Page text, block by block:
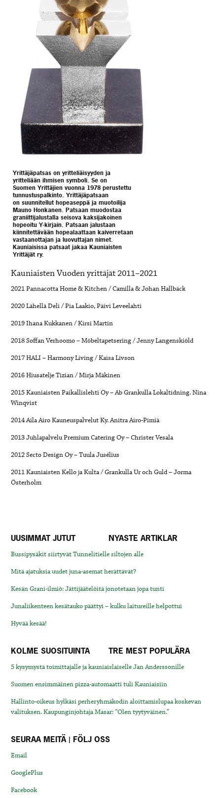
Yrittäjäpatsas on yritteliäisyyden ja
yritteliään ihmisen symboli. Se on
Suomen Yrittäjien vuonna 1978 perustettu
tunnustuspalkinto. Yrittäjäpatsaan
on suunnitellut hopeaseppä ja muotoilija
Mauno Honkanen. Patsaan muodostaa
graniittijalustalla seisova kaksijakoinen
hopeoitu Y-kirjain. Patsaan jalustaan
kiinnitettävään hopealaattaan kaiverretaan
vastaanottajan ja luovuttajan nimet.
Kauniaisissa patsaat jakaa Kauniaisten
Yrittäjät ry.
Kauniaisten Vuoden yrittäjät 2011–2021
2021 Pannacotta Home & Kitchen / Camilla & Johan Hallbäck
2020 Lähellä Deli / Pia Laakio, Päivi Leveelahti
2019 Ihana Kukkanen / Kirsi Martin
2018 Soffan Verhoomo – Möbeltapetsering / Jenny Langenskiöld
2017 HALI – Harmony Living / Kaisa Livson
2016 Hiusatelje Tizian / Mirja Mäkinen
2015 Kauniaisten Paikallislehti Oy – Ab Grankulla Lokaltidning. Nina
Winqvist
2014 Aila Airo Kauneuspalvelut Ky. Anitra Airo-Pimiä
2013 Juhlapalvelu Premium Catering Oy – Christer Vesala
2012 Secto Design Oy – Tuula Jusélius
2011 Kauniaisten Kello ja Kulta / Grankulla Ur och Guld – Jorma
Österholm
UUSIMMAT JUTUT NYASTE ARTIKLAR
Bussipysäkit siirtyvät Tunnelitielle siltojen alle
Mitä ajatuksia uudet juna-asemat herättävät?
Kesän Grani-ilmiö: Jättijäätelöitä jonotetaan jopa tunti
Junaliikenteen kesätauko päättyi – kulku laitureille helpottui
Hyvää kesää!
KOLME SUOSITUINTA TRE MEST POPULÄRA
5 kysymystä toimittajalle ja kauniaislaiselle Jan Anderssonille
Suomen ensimmäinen pizza-automaatti tuli Kauniaisiin
Hallinto-oikeus hylkäsi perheryhmäkodin aloittamislupaa koskevan
valituksen. Kaupunginjohtaja Masar: “Olen tyytyväinen.”
SEURAA MEITÄ | FÖLJ OSS
Email
GooglePlus
Facebook